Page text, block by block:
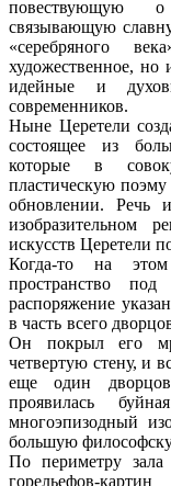
повествующую
связывающую
«серебряного
художественное, но
идейные и
современников.
Ныне Церетели
состоящее из
которые в
пластическую
обновлении. Речь
изобразительном
искусств Церетели
Когда-то на
пространство
распоряжение
в часть всего
Он покрыл его
четвертую стену, и
еще один
проявилась
многоэпизодный
большую
По периметру зала
горельефов-